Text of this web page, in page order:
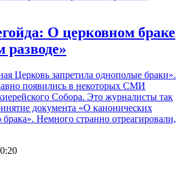
О церковном браке
разводе»
Церковь запретила однополые браки».
появились в некоторых СМИ
Собора. Это журналисты так
документа «О канонических
брака». Немного странно отреагировали,